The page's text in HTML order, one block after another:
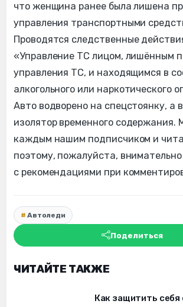
что женщина ранее была лишена
управления транспортными
Проводятся следственные
«Управление ТС лицом, лишённым
управления ТС, и находящимся в
алкогольного или наркотического
Авто водворено на спецстоянку, а
изолятор временного содержания.
каждым нашим подписчиком и
поэтому, пожалуйста,
с рекомендациями при
Автоледи
Поделиться
ЧИТАЙТЕ ТАКЖЕ
Как защитить себя